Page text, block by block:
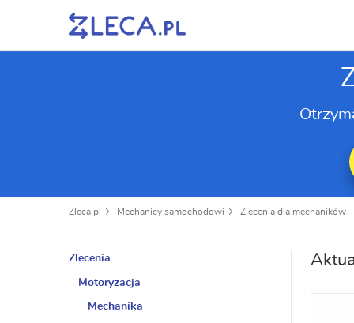
Zleca.pl Mechanicy samochodowi Zlecenia dla mechaników
Zlecenia
Motoryzacja
Mechanika